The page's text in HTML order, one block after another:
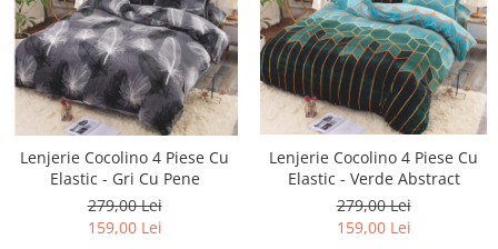
Lenjerie Cocolino 4 Piese Cu
Elastic - Gri Cu Pene
279,00 Lei
159,00 Lei
Lenjerie Cocolino 4 Piese Cu
Elastic - Verde Abstract
279,00 Lei
159,00 Lei